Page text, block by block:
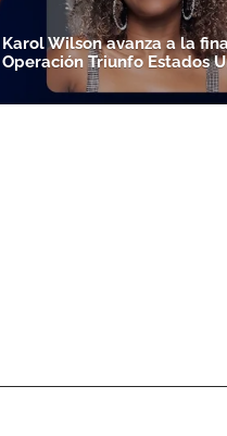
Karol Wilson avanza a la
Operación Triunfo Estados